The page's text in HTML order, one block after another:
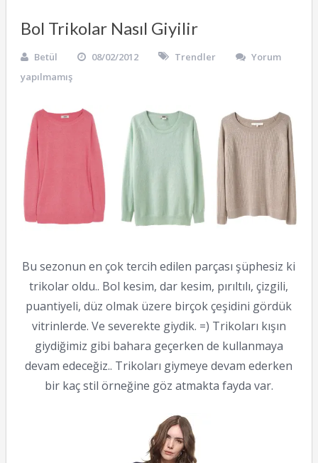
Bol Trikolar Nasıl Giyilir
Betül 08/02/2012 Trendler
Yorum
yapılmamış
Bu sezonun en çok tercih edilen parçası şüphesiz ki
trikolar oldu.. Bol kesim, dar kesim, pırıltılı, çizgili,
puantiyeli, düz olmak üzere birçok çeşidini gördük
vitrinlerde. Ve severekte giydik. =) Trikoları kışın
giydiğimiz gibi bahara geçerken de kullanmaya
devam edeceğiz.. Trikoları giymeye devam ederken
bir kaç stil örneğine göz atmakta fayda var.